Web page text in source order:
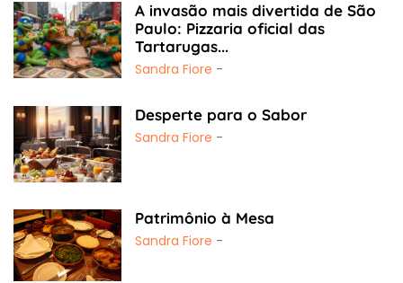
A invasão mais divertida de São
Paulo: Pizzaria oficial das
Tartarugas...
Sandra Fiore -
Desperte para o Sabor
Sandra Fiore -
Patrimônio à Mesa
Sandra Fiore -